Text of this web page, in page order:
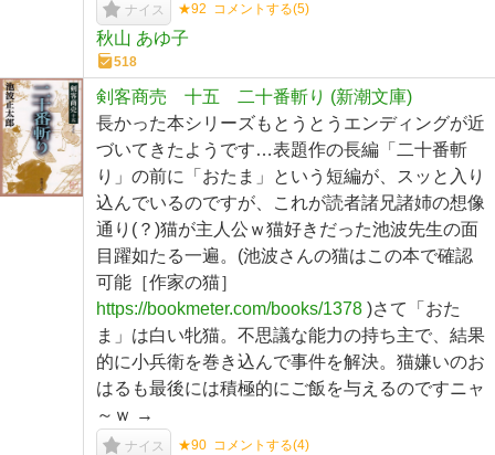
ナイス ★92 コメントする(5)
秋山 あゆ子
518
剣客商売 十五 二十番斬り (新潮文庫)
長かった本シリーズもとうとうエンディングが近
づいてきたようです…表題作の長編「二十番斬
り」の前に「おたま」という短編が、スッと入り
込んでいるのですが、これが読者諸兄諸姉の想像
通り(？)猫が主人公ｗ猫好きだった池波先生の面
目躍如たる一遍。(池波さんの猫はこの本で確認
可能［作家の猫］
https://bookmeter.com/books/1378 )さて「おた
ま」は白い牝猫。不思議な能力の持ち主で、結果
的に小兵衛を巻き込んで事件を解決。猫嫌いのお
はるも最後には積極的にご飯を与えるのですニャ
～ｗ →
ナイス ★90 コメントする(4)